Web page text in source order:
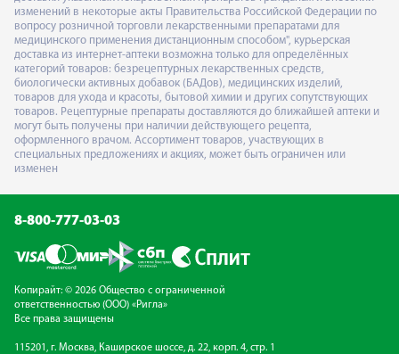
изменений в некоторые акты Правительства Российской Федерации по
вопросу розничной торговли лекарственными препаратами для
медицинского применения дистанционным способом", курьерская
доставка из интернет-аптеки возможна только для определённых
категорий товаров: безрецептурных лекарственных средств,
биологически активных добавок (БАДов), медицинских изделий,
товаров для ухода и красоты, бытовой химии и других сопутствующих
товаров. Рецептурные препараты доставляются до ближайшей аптеки и
могут быть получены при наличии действующего рецепта,
оформленного врачом. Ассортимент товаров, участвующих в
специальных предложениях и акциях, может быть ограничен или
изменен
8-800-777-03-03
Копирайт: © 2026 Общество с ограниченной
ответственностью (ООО) «Ригла»
Все права защищены
115201, г. Москва, Каширское шоссе, д. 22, корп. 4, стр. 1